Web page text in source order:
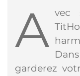
A vec
garderez